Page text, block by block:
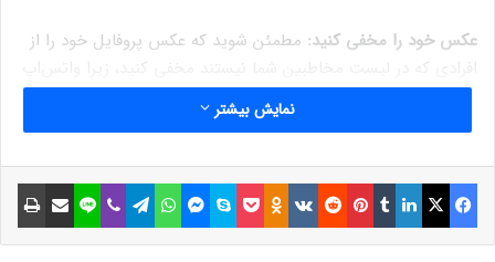
عکس خود را مخفی کنید: مطمئن شوید که عکس پروفایل خود را از
افرادی که در لیست مخاطبین شما نیستند مخفی کنید، زیرا واتس‌اپ
اکنون قابلیت‌های بیشتری از جمله گزینه مخفی کردن عکس پروفایل
خود را از سایر کاربران واتس‌اپ یا مخاطبین خاص ارائه می‌دهد.
ارسال اطلاعات:اخبار جعلی به سرعت منتشر می‌شود و واتس‌اپ
می‌تواند بستر مناسبی برای انتشار فیک‌نیوز باشد، بنابراین همیشه
قبل از به اشتراک گذاشتن اطلاعات، آن را بررسی کنید و به منابع
نمایش بیشتر
فیسبوک ایکس لینکداین تامبلر پینتریست Reddit
VKontakte
Odnoklassniki پاکت اسکایپ مسنجر واتس آپ تلگرام وایبر لاین اشتراک گذاری با ایمیل